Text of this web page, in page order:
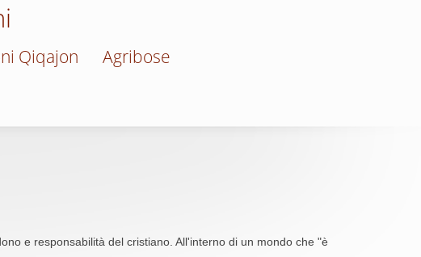
Qiqajon Agribose
e responsabilità del cristiano. All'interno di un mondo che "è